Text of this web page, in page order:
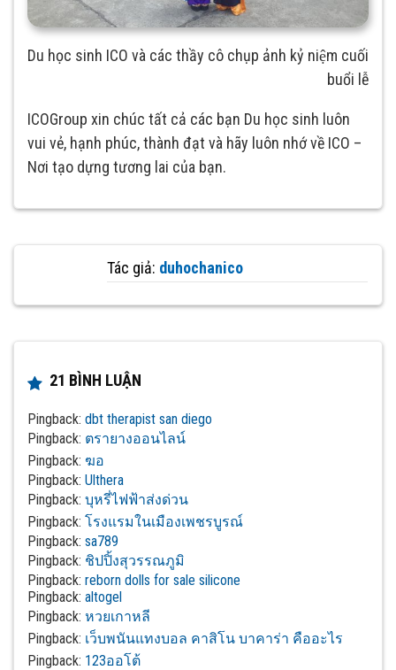
Du học sinh ICO và các thầy cô chụp ảnh kỷ niệm cuối
buổi lễ
ICOGroup xin chúc tất cả các bạn Du học sinh luôn
vui vẻ, hạnh phúc, thành đạt và hãy luôn nhớ về ICO –
Nơi tạo dựng tương lai của bạn.
Tác giả: duhochanico
21 BÌNH LUẬN
Pingback: dbt therapist san diego
Pingback: ตรายางออนไลน์
Pingback: ฆอ
Pingback: Ulthera
Pingback: บุหรี่ไฟฟ้าส่งด่วน
Pingback: โรงแรมในเมืองเพชรบูรณ์
Pingback: sa789
Pingback: ชิปปิ้งสุวรรณภูมิ
Pingback: reborn dolls for sale silicone
Pingback: altogel
Pingback: หวยเกาหลี
Pingback: เว็บพนันแทงบอล คาสิโน บาคาร่า คืออะไร
Pingback: 123ออโต้